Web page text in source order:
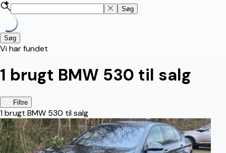
Søg
Søg
Vi har fundet
1 brugt BMW 530 til salg
Filtre
1brugt BMW 530 til salg